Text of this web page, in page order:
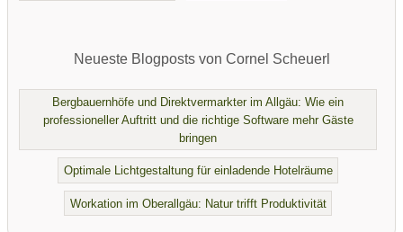
Neueste Blogposts von Cornel Scheuerl
Bergbauernhöfe und Direktvermarkter im Allgäu: Wie ein
professioneller Auftritt und die richtige Software mehr Gäste
bringen
Optimale Lichtgestaltung für einladende Hotelräume
Workation im Oberallgäu: Natur trifft Produktivität